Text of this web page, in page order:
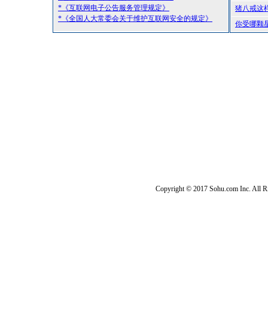
*《互联网电子公告服务管理规定》
*《全国人大常委会关于维护互联网安全的规定》
猪八戒这
你受哪颗
Copyright © 2017 Sohu.com Inc. All